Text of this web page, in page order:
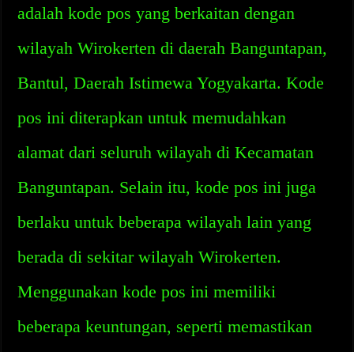
adalah kode pos yang berkaitan dengan
wilayah Wirokerten di daerah Banguntapan,
Bantul, Daerah Istimewa Yogyakarta. Kode
pos ini diterapkan untuk memudahkan
alamat dari seluruh wilayah di Kecamatan
Banguntapan. Selain itu, kode pos ini juga
berlaku untuk beberapa wilayah lain yang
berada di sekitar wilayah Wirokerten.
Menggunakan kode pos ini memiliki
beberapa keuntungan, seperti memastikan